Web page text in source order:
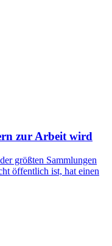
zur Arbeit wird
größten Sammlungen
öffentlich ist, hat einen